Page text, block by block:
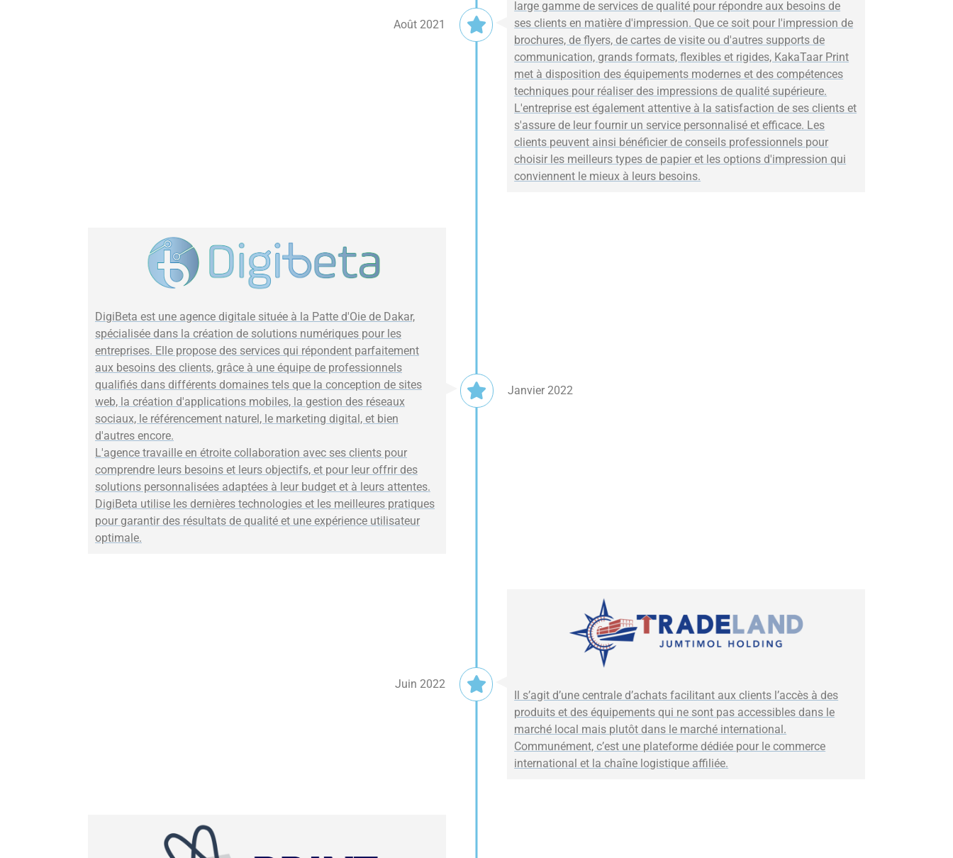
Août 2021
large gamme de services de qualité pour répondre aux besoins de
ses clients en matière d'impression. Que ce soit pour l'impression de
brochures, de flyers, de cartes de visite ou d'autres supports de
communication, grands formats, flexibles et rigides, KakaTaar Print
met à disposition des équipements modernes et des compétences
techniques pour réaliser des impressions de qualité supérieure.
L'entreprise est également attentive à la satisfaction de ses clients et
s'assure de leur fournir un service personnalisé et efficace. Les
clients peuvent ainsi bénéficier de conseils professionnels pour
choisir les meilleurs types de papier et les options d'impression qui
conviennent le mieux à leurs besoins.
Janvier 2022
DigiBeta est une agence digitale située à la Patte d'Oie de Dakar,
spécialisée dans la création de solutions numériques pour les
entreprises. Elle propose des services qui répondent parfaitement
aux besoins des clients, grâce à une équipe de professionnels
qualifiés dans différents domaines tels que la conception de sites
web, la création d'applications mobiles, la gestion des réseaux
sociaux, le référencement naturel, le marketing digital, et bien
d'autres encore.
L'agence travaille en étroite collaboration avec ses clients pour
comprendre leurs besoins et leurs objectifs, et pour leur offrir des
solutions personnalisées adaptées à leur budget et à leurs attentes.
DigiBeta utilise les dernières technologies et les meilleures pratiques
pour garantir des résultats de qualité et une expérience utilisateur
optimale.
Juin 2022
Il s’agit d’une centrale d’achats facilitant aux clients l’accès à des
produits et des équipements qui ne sont pas accessibles dans le
marché local mais plutôt dans le marché international.
Communément, c’est une plateforme dédiée pour le commerce
international et la chaîne logistique affiliée.